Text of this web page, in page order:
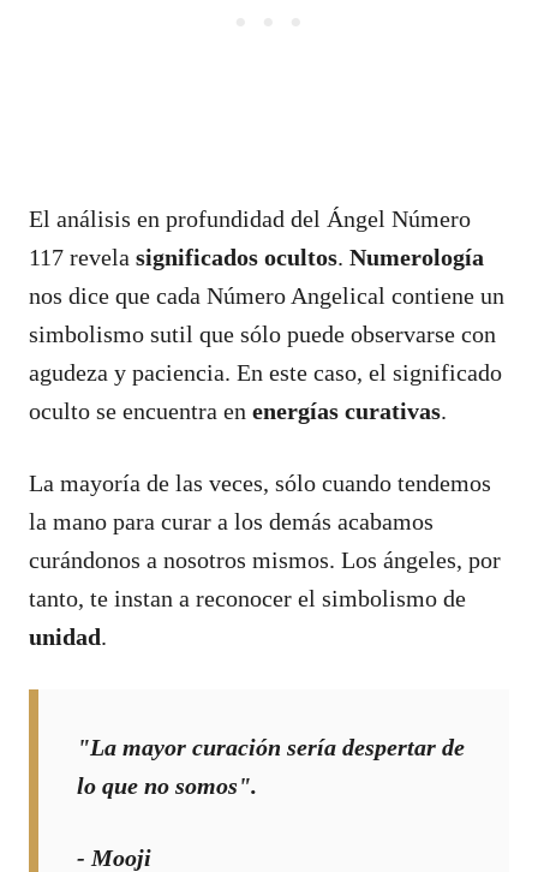
El análisis en profundidad del Ángel Número
117 revela significados ocultos. Numerología
nos dice que cada Número Angelical contiene un
simbolismo sutil que sólo puede observarse con
agudeza y paciencia. En este caso, el significado
oculto se encuentra en energías curativas.
La mayoría de las veces, sólo cuando tendemos
la mano para curar a los demás acabamos
curándonos a nosotros mismos. Los ángeles, por
tanto, te instan a reconocer el simbolismo de
unidad.
"La mayor curación sería despertar de
lo que no somos".
- Mooji